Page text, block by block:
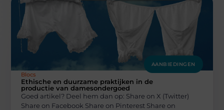
AANBIEDINGEN
Blocs
Ethische en duurzame praktijken in de
productie van damesondergoed
Goed artikel? Deel hem dan op: Share on X (Twitter)
Share on Facebook Share on Pinterest Share on